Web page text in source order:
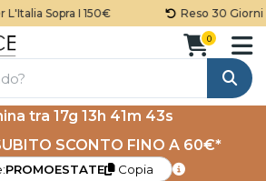
Sopra I 150€ Reso 30 Giorni
Cerca
0
tra 17g 13h 41m 43s
SCONTO FINO A 60€*
PROMOESTATE Copia